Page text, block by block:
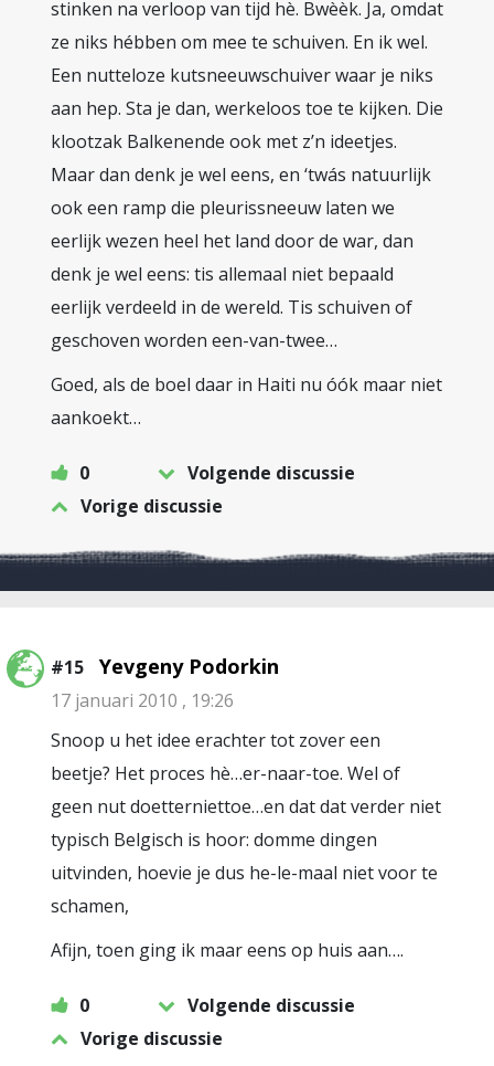
stinken na verloop van tijd hè. Bwèèk. Ja, omdat
ze niks hébben om mee te schuiven. En ik wel.
Een nutteloze kutsneeuwschuiver waar je niks
aan hep. Sta je dan, werkeloos toe te kijken. Die
klootzak Balkenende ook met z’n ideetjes.
Maar dan denk je wel eens, en ‘twás natuurlijk
ook een ramp die pleurissneeuw laten we
eerlijk wezen heel het land door de war, dan
denk je wel eens: tis allemaal niet bepaald
eerlijk verdeeld in de wereld. Tis schuiven of
geschoven worden een-van-twee…
Goed, als de boel daar in Haiti nu óók maar niet
aankoekt…
0
Volgende discussie
Vorige discussie
#15 Yevgeny Podorkin
17 januari 2010 , 19:26
Snoop u het idee erachter tot zover een
beetje? Het proces hè…er-naar-toe. Wel of
geen nut doetterniettoe…en dat dat verder niet
typisch Belgisch is hoor: domme dingen
uitvinden, hoevie je dus he-le-maal niet voor te
schamen,
Afijn, toen ging ik maar eens op huis aan….
0
Volgende discussie
Vorige discussie